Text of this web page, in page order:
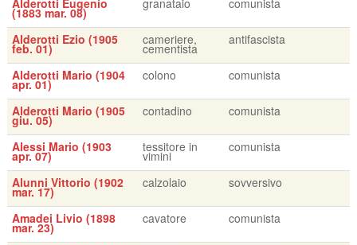
Alderotti Eugenio
(1883 mar. 08)
granataio comunista
Alderotti Ezio (1905
feb. 01)
cameriere,
cementista
antifascista
Alderotti Mario (1904
apr. 01)
colono comunista
Alderotti Mario (1905
giu. 05)
contadino comunista
Alessi Mario (1903
apr. 07)
tessitore in
vimini
comunista
Alunni Vittorio (1902
mar. 17)
calzolaio sovversivo
Amadei Livio (1898
mar. 23)
cavatore comunista